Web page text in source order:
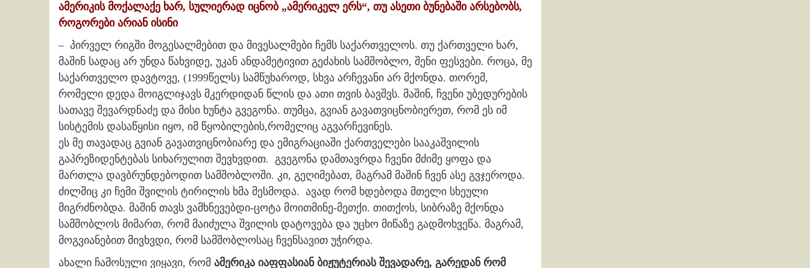
ამერიკის მოქალაქე ხარ, სულიერად იცნობ „ამერიკელ ერს“, თუ ასეთი ბუნებაში არსებობს,
როგორები არიან ისინი
– პირველ რიგში მოგესალმებით და მივესალმები ჩემს საქართველოს. თუ ქართველი ხარ,
მაშინ სადაც არ უნდა წახვიდე, უკან ანდამეტივით გეძახის სამშობლო, შენი ფესვები. როცა, მე
საქართველო დავტოვე, (1999წელს) სამწუხაროდ, სხვა არჩევანი არ მქონდა. თორემ,
რომელი დედა მოიგლიჯავს მკერდიდან წლის და ათი თვის ბავშვს. მაშინ, ჩვენი უბედურების
სათავე შევარდნაძე და მისი ხუნტა გვეგონა. თუმცა, გვიან გავათვიცნობიერეთ, რომ ეს იმ
სისტემის დასაწყისი იყო, იმ წყობილების,რომელიც აგვარჩევინეს.
ეს მე თავადაც გვიან გავათვიცნობიარე და ემიგრაციაში ქართველები სააკაშვილის
გაპრეზიდენტებას სიხარულით შევხვდით. გვეგონა დამთავრდა ჩვენი მძიმე ყოფა და
მართლა დავბრუნდებოდით სამშობლოში. კი, გეღიმებათ, მაგრამ მაშინ ჩვენ ასე გვჯეროდა.
ძილშიც კი ჩემი შვილის ტირილის ხმა მესმოდა. ავად რომ ხდებოდა მთელი სხეული
მიგრძნობდა. მაშინ თავს ვამხნევებდი-ცოტა მოითმინე-მეთქი. თითქოს, სიბრაზე მქონდა
სამშობლოს მიმართ, რომ მაიძულა შვილის დატოვება და უცხო მიწაზე გადმოხვეწა. მაგრამ,
მოგვიანებით მივხვდი, რომ სამშობლოსაც ჩვენსავით უჭირდა.
ახალი ჩამოსული ვიყავი, რომ ამერიკა იაფფასიან ბიჟუტერიას შევადარე, გარედან რომ